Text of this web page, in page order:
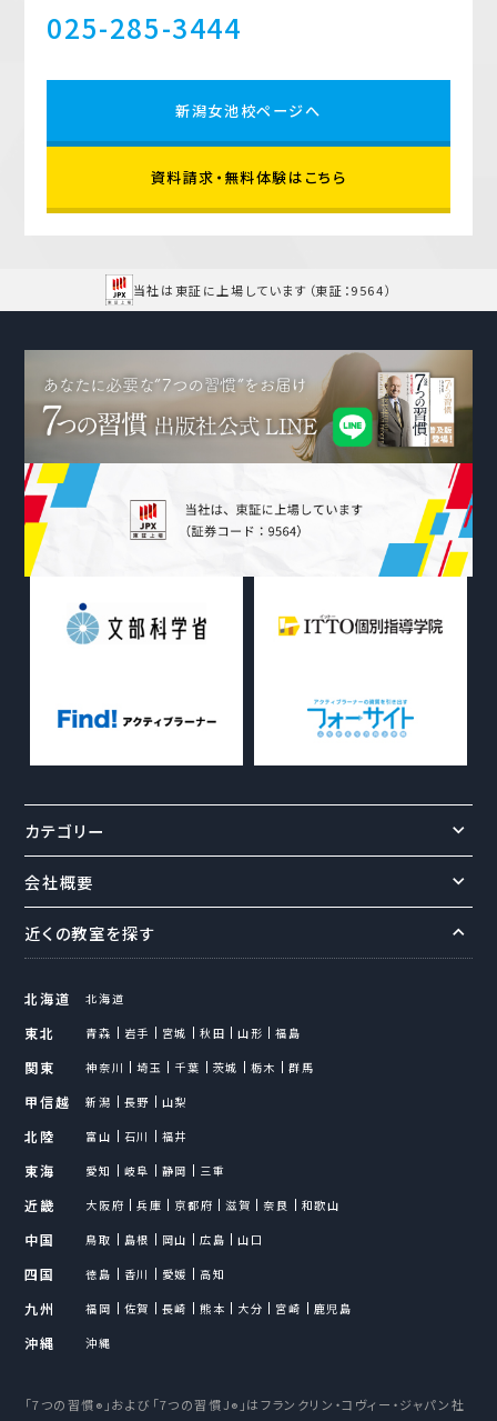
025-285-3444
新潟女池校ページへ
資料請求・無料体験はこちら
当社は東証に上場しています （東証：9564）
カテゴリー
会社概要
近くの教室を探す
北海道 北海道
東北 青森 岩手 宮城 秋田 山形 福島
関東 神奈川 埼玉 千葉 茨城 栃木 群馬
甲信越 新潟 長野 山梨
北陸 富山 石川 福井
東海 愛知 岐阜 静岡 三重
近畿 大阪府 兵庫 京都府 滋賀 奈良 和歌山
中国 鳥取 島根 岡山 広島 山口
四国 徳島 香川 愛媛 高知
九州 福岡 佐賀 長崎 熊本 大分 宮崎 鹿児島
沖縄 沖縄
「7つの習慣® 」および「7つの習慣J® 」はフランクリン・コヴィー・ジャパン社